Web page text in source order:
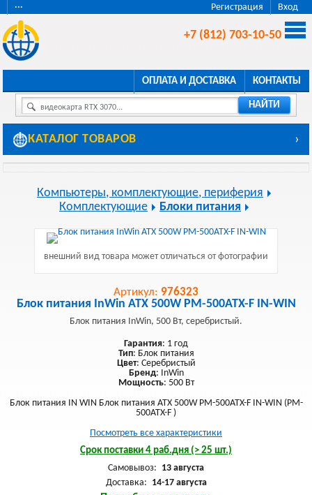
Регистрация Вход
···
+7 (812) 703-10-50
ОПЛАТА И ДОСТАВКА КОНТАКТЫ
видеокарта RTX 3070... НАЙТИ
КАТАЛОГ ТОВАРОВ ›
Компьютеры, комплектующие, периферия
Комплектующие
Блоки питания
внешний вид товара может отличаться от фотографии
Артикул: 976323
Блок питания InWin ATX 500W PM-500ATX-F IN-WIN
Блок питания InWin, 500 Вт, серебристый.
Гарантия: 1 год
Тип: Блок питания
Цвет: Серебристый
Бренд: InWin
Мощность: 500 Вт
Блок питания IN WIN Блок питания ATX 500W PM-500ATX-F IN-WIN (PM-
500ATX-F )
Посмотреть все характеристики
Срок поставки 4 раб.дня (> 25 шт.)
Самовывоз: 13 августа
Доставка: 14-17 августа